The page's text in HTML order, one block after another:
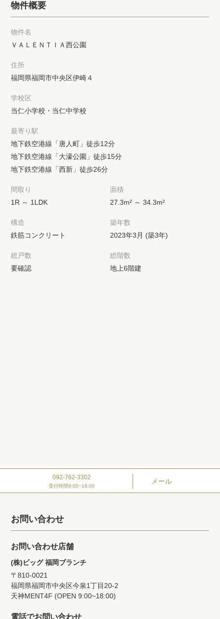
物件概要
物件名
ＶＡＬＥＮＴＩＡ西公園
住所
福岡県福岡市中央区伊崎４
学校区
当仁小学校・当仁中学校
最寄り駅
地下鉄空港線「唐人町」徒歩12分
地下鉄空港線「大濠公園」徒歩15分
地下鉄空港線「西新」徒歩26分
間取り
1R ～ 1LDK
面積
27.3m² ～ 34.3m²
構造
鉄筋コンクリート
築年数
2023年3月 (築3年)
総戸数
要確認
総階数
地上6階建
092-762-3302
受付時間9:00~18:00
メール
お問い合わせ
お問い合わせ店舗
(株)ビッグ 福岡ブランチ
〒810-0021
福岡県福岡市中央区今泉1丁目20‐2
天神MENT4F (OPEN 9:00~18:00)
電話でお問い合わせ